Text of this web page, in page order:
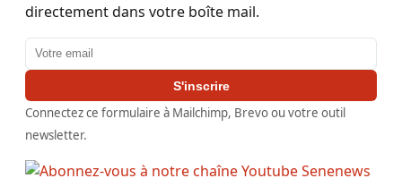
directement dans votre boîte mail.
Adresse email
S'inscrire
Connectez ce formulaire à Mailchimp, Brevo ou votre outil
newsletter.